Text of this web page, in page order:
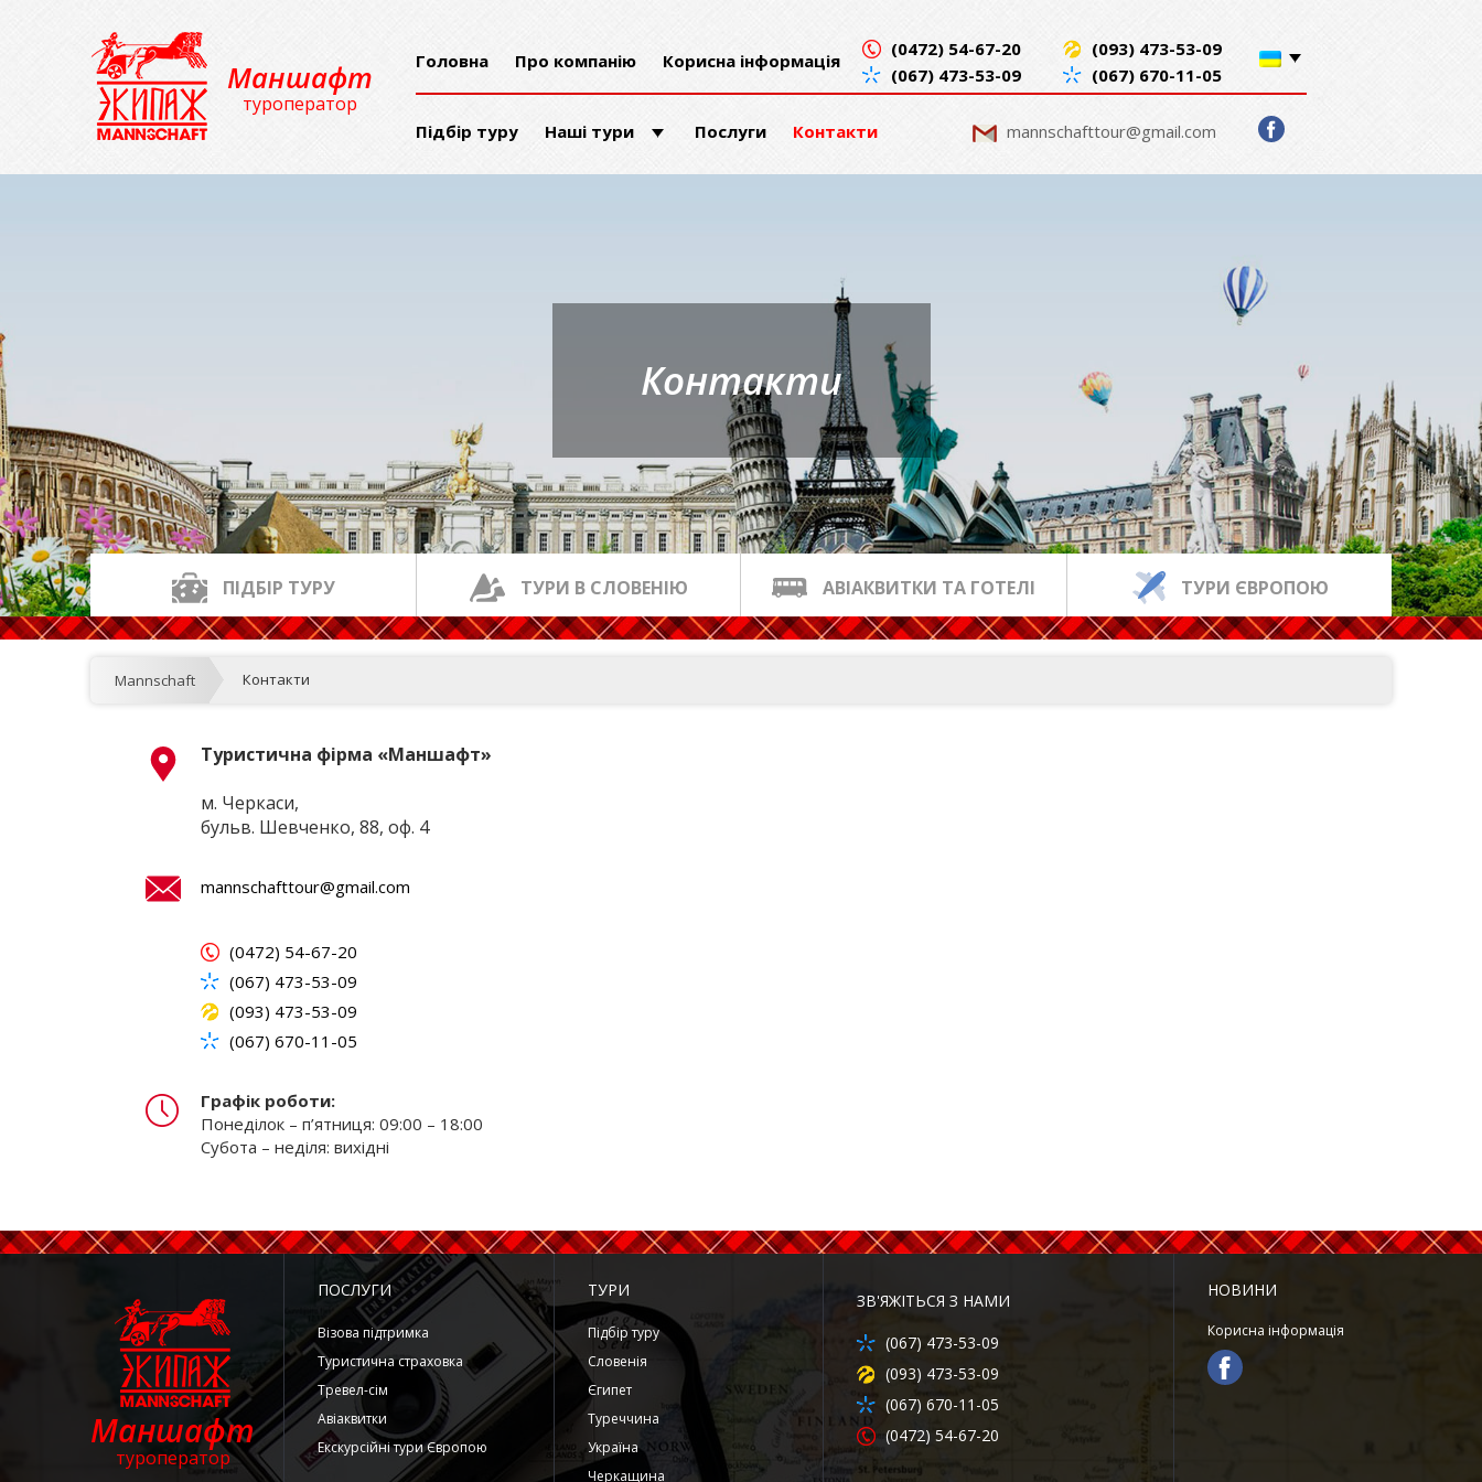
Маншафт
туроператор
Головна Про компанію Корисна інформація
(0472) 54-67-20
(067) 473-53-09
(093) 473-53-09
(067) 670-11-05
Підбір туру Наші тури Послуги Контакти mannschafttour@gmail.com
Контакти
ПІДБІР ТУРУ ТУРИ В СЛОВЕНІЮ АВІАКВИТКИ ТА ГОТЕЛІ ТУРИ ЄВРОПОЮ
Mannschaft Контакти
Туристична фірма «Маншафт»
м. Черкаси,
бульв. Шевченко, 88, оф. 4
mannschafttour@gmail.com
(0472) 54-67-20
(067) 473-53-09
(093) 473-53-09
(067) 670-11-05
Графік роботи:
Понеділок – п’ятниця: 09:00 – 18:00
Субота – неділя: вихідні
Маншафт
туроператор
ПОСЛУГИ
Візова підтримка
Туристична страховка
Тревел-сім
Авіаквитки
Екскурсійні тури Європою
ТУРИ
Підбір туру
Словенія
Єгипет
Туреччина
Україна
Черкащина
ЗВ'ЯЖІТЬСЯ З НАМИ
(067) 473-53-09
(093) 473-53-09
(067) 670-11-05
(0472) 54-67-20
НОВИНИ
Корисна інформація